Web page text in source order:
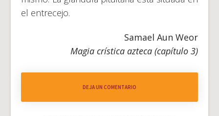
el entrecejo.
Samael Aun Weor
Magia crística azteca (capítulo 3)
DEJA UN COMENTARIO